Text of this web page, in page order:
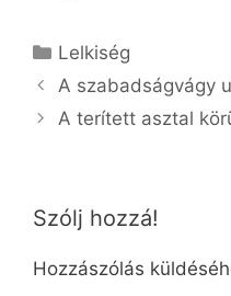
Kategória
Lelkiség
A szabadságvágy
A terített asztal
Szólj hozzá!
Hozzászólás